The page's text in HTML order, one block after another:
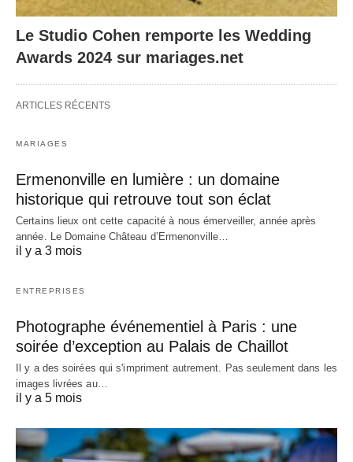
Le Studio Cohen remporte les Wedding
Awards 2024 sur mariages.net
ARTICLES RÉCENTS
MARIAGES
Ermenonville en lumière : un domaine
historique qui retrouve tout son éclat
Certains lieux ont cette capacité à nous émerveiller, année après
année. Le Domaine Château d’Ermenonville…
il y a 3 mois
ENTREPRISES
Photographe événementiel à Paris : une
soirée d’exception au Palais de Chaillot
Il y a des soirées qui s'impriment autrement. Pas seulement dans les
images livrées au…
il y a 5 mois